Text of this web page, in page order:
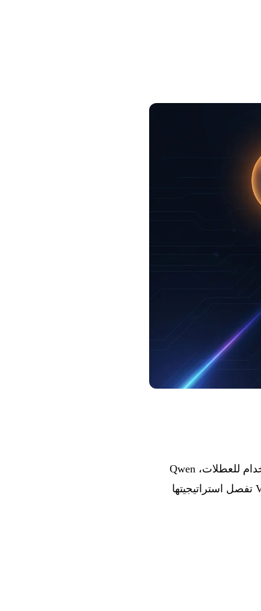
يحمل الأسبوع الأخير من عام 2025 نصيبه من الميزات الجديدة: Anthropic تقدم ضعف الاستخدام للعطلات، Qwen
تطلق مجموعة TTS كاملة مع استنساخ الصوت، Mistral تضيف Skills إلى Vibe CLI، OpenAI تفصل استراتيجيتها